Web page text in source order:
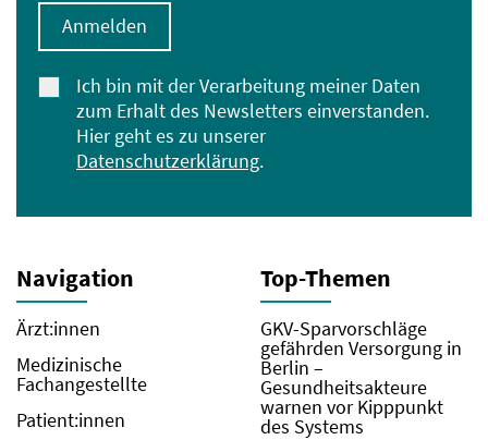
Ich bin mit der Verarbeitung meiner Daten
zum Erhalt des Newsletters einverstanden.
Hier geht es zu unserer
Datenschutzerklärung.
Anmelden
Navigation
Ärzt:innen
Medizinische
Fachangestellte
Patient:innen
Top-Themen
GKV-Sparvorschläge
gefährden Versorgung in
Berlin –
Gesundheitsakteure
warnen vor Kipppunkt
des Systems